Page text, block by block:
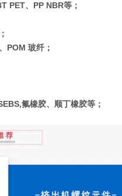
PET、PP NBR等；
POM 玻纤；
氟橡胶、顺丁橡胶等；